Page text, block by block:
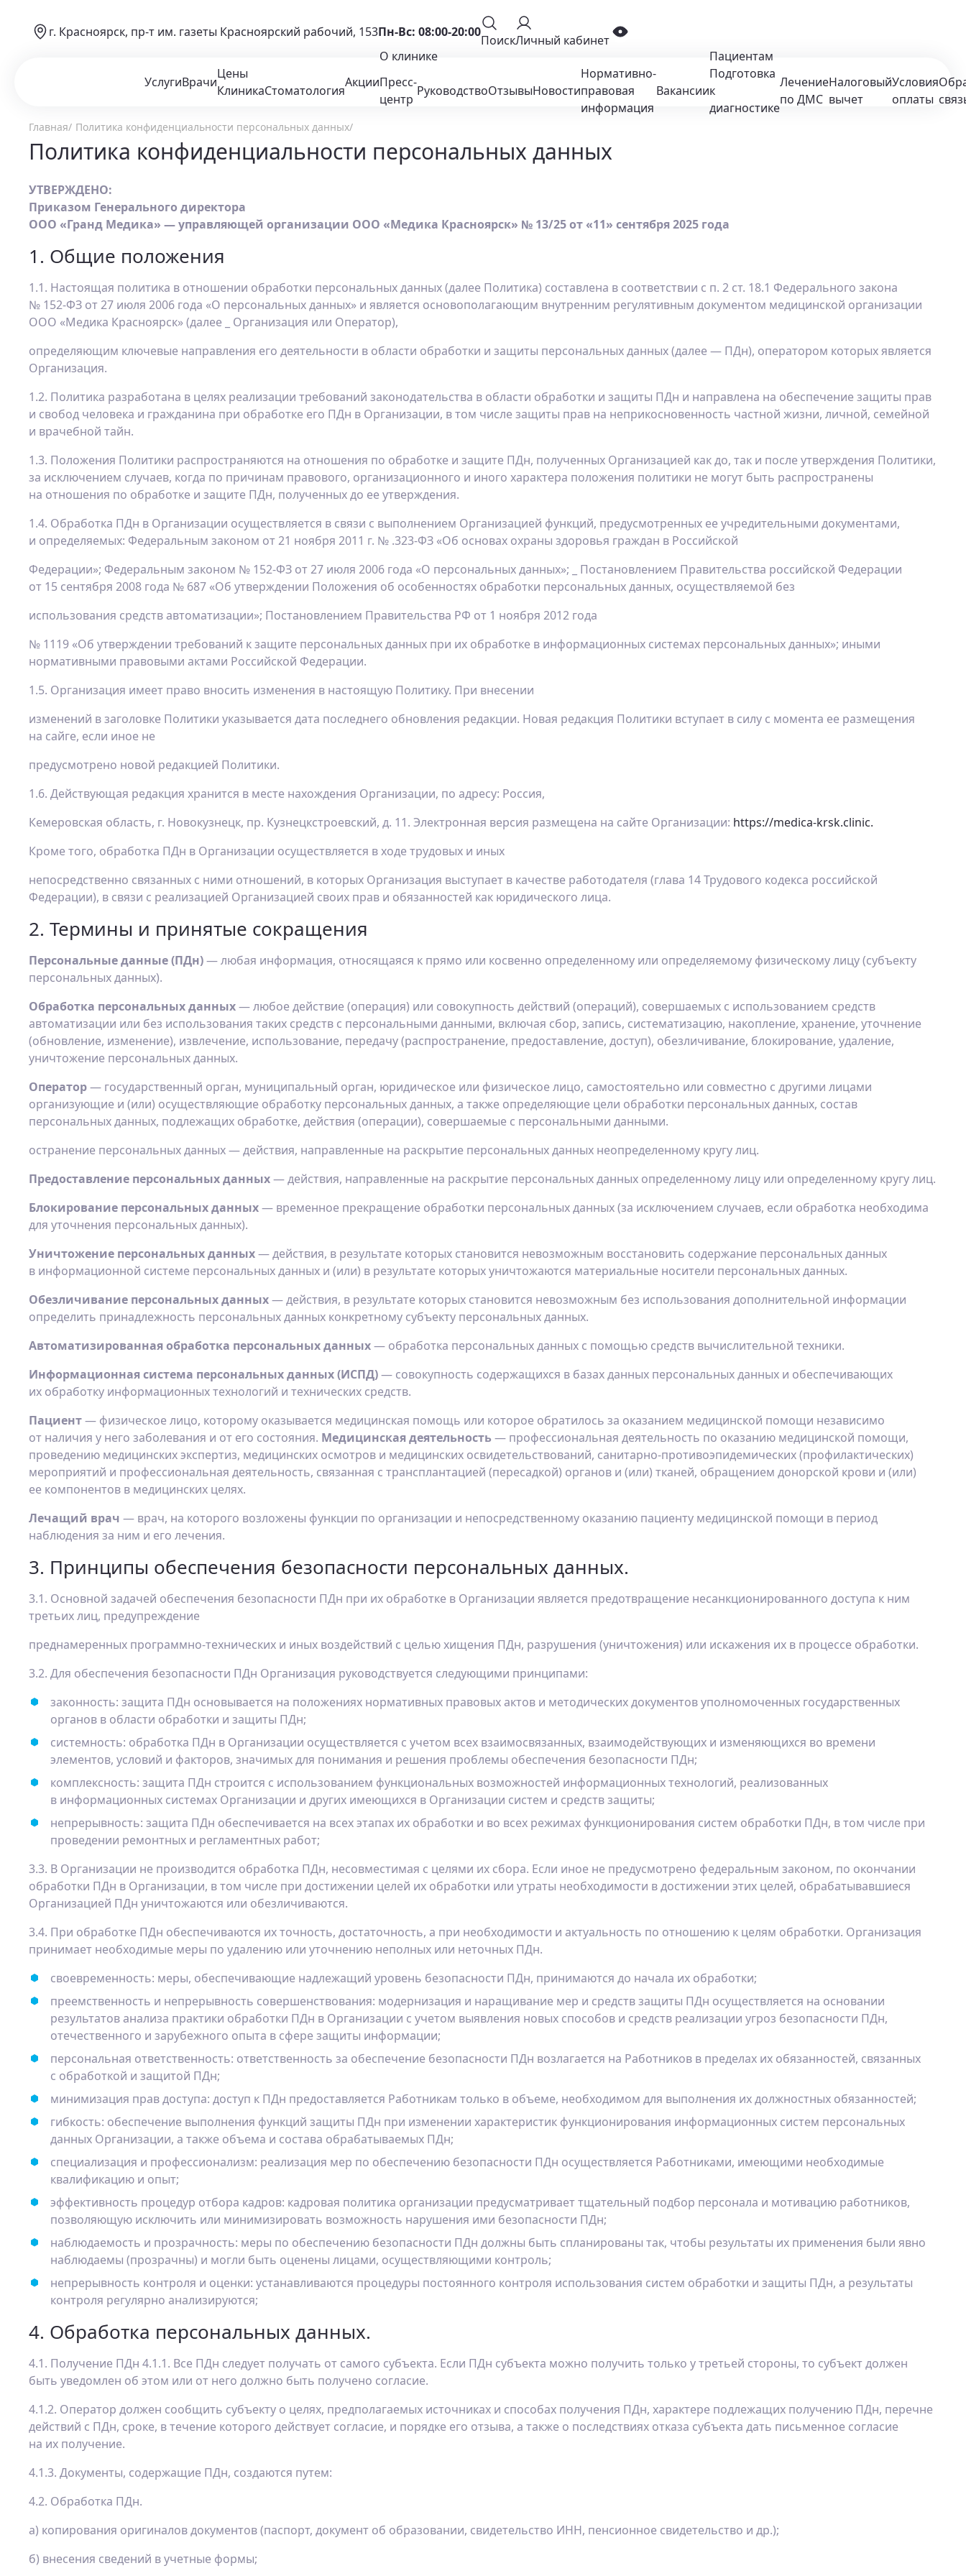
г. Красноярск, пр-т им. газеты Красноярский рабочий, 153Пн-Вс: 08:00-20:00
ПоискЛичный кабинет
УслугиВрачи
Цены
КлиникаСтоматология
Акции
О клинике
Пресс-
центр
РуководствоОтзывыНовости
Нормативно-
правовая
информация
Вакансии
Пациентам
Подготовка
к
диагностике
Лечение
по ДМС
Налоговый
вычет
Условия
оплаты
Главная Политика конфиденциальности персональных данных
Политика конфиденциальности персональных данных
УТВЕРЖДЕНО:
Приказом Генерального директора
ООО «Гранд Медика» — управляющей организации ООО «Медика Красноярск» № 13/25 от «11» сентября 2025 года
1. Общие положения
1.1. Настоящая политика в отношении обработки персональных данных (далее Политика) составлена в соответствии с п. 2 ст. 18.1 Федерального закона
№ 152-ФЗ от 27 июля 2006 года «О персональных данных» и является основополагающим внутренним регулятивным документом медицинской организации
ООО «Медика Красноярск» (далее _ Организация или Оператор),
определяющим ключевые направления его деятельности в области обработки и защиты персональных данных (далее — ПДн), оператором которых является
Организация.
1.2. Политика разработана в целях реализации требований законодательства в области обработки и защиты ПДн и направлена на обеспечение защиты прав
и свобод человека и гражданина при обработке его ПДн в Организации, в том числе защиты прав на неприкосновенность частной жизни, личной, семейной
и врачебной тайн.
1.3. Положения Политики распространяются на отношения по обработке и защите ПДн, полученных Организацией как до, так и после утверждения Политики,
за исключением случаев, когда по причинам правового, организационного и иного характера положения политики не могут быть распространены
на отношения по обработке и защите ПДн, полученных до ее утверждения.
1.4. Обработка ПДн в Организации осуществляется в связи с выполнением Организацией функций, предусмотренных ее учредительными документами,
и определяемых: Федеральным законом от 21 ноября 2011 г. № .323-ФЗ «Об основах охраны здоровья граждан в Российской
Федерации»; Федеральным законом № 152-ФЗ от 27 июля 2006 года «О персональных данных»; _ Постановлением Правительства российской Федерации
от 15 сентября 2008 года № 687 «Об утверждении Положения об особенностях обработки персональных данных, осуществляемой без
использования средств автоматизации»; Постановлением Правительства РФ от 1 ноября 2012 года
№ 1119 «Об утверждении требований к защите персональных данных при их обработке в информационных системах персональных данных»; иными
нормативными правовыми актами Российской Федерации.
1.5. Организация имеет право вносить изменения в настоящую Политику. При внесении
изменений в заголовке Политики указывается дата последнего обновления редакции. Новая редакция Политики вступает в силу с момента ее размещения
на сайге, если иное не
предусмотрено новой редакцией Политики.
1.6. Действующая редакция хранится в месте нахождения Организации, по адресу: Россия,
Кемеровская область, г. Новокузнецк, пр. Кузнецкстроевский, д. 11. Электронная версия размещена на сайте Организации: https://medica-krsk.clinic.
Кроме того, обработка ПДн в Организации осуществляется в ходе трудовых и иных
непосредственно связанных с ними отношений, в которых Организация выступает в качестве работодателя (глава 14 Трудового кодекса российской
Федерации), в связи с реализацией Организацией своих прав и обязанностей как юридического лица.
2. Термины и принятые сокращения
Персональные данные (ПДн)— любая информация, относящаяся к прямо или косвенно определенному или определяемому физическому лицу (субъекту
персональных данных).
Обработка персональных данных— любое действие (операция) или совокупность действий (операций), совершаемых с использованием средств
автоматизации или без использования таких средств с персональными данными, включая сбор, запись, систематизацию, накопление, хранение, уточнение
(обновление, изменение), извлечение, использование, передачу (распространение, предоставление, доступ), обезличивание, блокирование, удаление,
уничтожение персональных данных.
Оператор— государственный орган, муниципальный орган, юридическое или физическое лицо, самостоятельно или совместно с другими лицами
организующие и (или) осуществляющие обработку персональных данных, а также определяющие цели обработки персональных данных, состав
персональных данных, подлежащих обработке, действия (операции), совершаемые с персональными данными.
остранение персональных данных — действия, направленные на раскрытие персональных данных неопределенному кругу лиц.
Предоставление персональных данных— действия, направленные на раскрытие персональных данных определенному лицу или определенному кругу лиц.
Блокирование персональных данных— временное прекращение обработки персональных данных (за исключением случаев, если обработка необходима
для уточнения персональных данных).
Уничтожение персональных данных— действия, в результате которых становится невозможным восстановить содержание персональных данных
в информационной системе персональных данных и (или) в результате которых уничтожаются материальные носители персональных данных.
Обезличивание персональных данных— действия, в результате которых становится невозможным без использования дополнительной информации
определить принадлежность персональных данных конкретному субъекту персональных данных.
Автоматизированная обработка персональных данных— обработка персональных данных с помощью средств вычислительной техники.
Информационная система персональных данных (ИСПД)— совокупность содержащихся в базах данных персональных данных и обеспечивающих
их обработку информационных технологий и технических средств.
Пациент— физическое лицо, которому оказывается медицинская помощь или которое обратилось за оказанием медицинской помощи независимо
от наличия у него заболевания и от его состояния. Медицинская деятельность — профессиональная деятельность по оказанию медицинской помощи,
проведению медицинских экспертиз, медицинских осмотров и медицинских освидетельствований, санитарно-противоэпидемических (профилактических)
мероприятий и профессиональная деятельность, связанная с трансплантацией (пересадкой) органов и (или) тканей, обращением донорской крови и (или)
ее компонентов в медицинских целях.
Лечащий врач — врач, на которого возложены функции по организации и непосредственному оказанию пациенту медицинской помощи в период
наблюдения за ним и его лечения.
3. Принципы обеспечения безопасности персональных данных.
3.1. Основной задачей обеспечения безопасности ПДн при их обработке в Организации является предотвращение несанкционированного доступа к ним
третьих лиц, предупреждение
преднамеренных программно-технических и иных воздействий с целью хищения ПДн, разрушения (уничтожения) или искажения их в процессе обработки.
3.2. Для обеспечения безопасности ПДн Организация руководствуется следующими принципами:
законность: защита ПДн основывается на положениях нормативных правовых актов и методических документов уполномоченных государственных
органов в области обработки и защиты ПДн;
системность: обработка ПДн в Организации осуществляется с учетом всех взаимосвязанных, взаимодействующих и изменяющихся во времени
элементов, условий и факторов, значимых для понимания и решения проблемы обеспечения безопасности ПДн;
комплексность: защита ПДн строится с использованием функциональных возможностей информационных технологий, реализованных
в информационных системах Организации и других имеющихся в Организации систем и средств защиты;
непрерывность: защита ПДн обеспечивается на всех этапах их обработки и во всех режимах функционирования систем обработки ПДн, в том числе при
проведении ремонтных и регламентных работ;
3.3. В Организации не производится обработка ПДн, несовместимая с целями их сбора. Если иное не предусмотрено федеральным законом, по окончании
обработки ПДн в Организации, в том числе при достижении целей их обработки или утраты необходимости в достижении этих целей, обрабатывавшиеся
Организацией ПДн уничтожаются или обезличиваются.
3.4. При обработке ПДн обеспечиваются их точность, достаточность, а при необходимости и актуальность по отношению к целям обработки. Организация
принимает необходимые меры по удалению или уточнению неполных или неточных ПДн.
своевременность: меры, обеспечивающие надлежащий уровень безопасности ПДн, принимаются до начала их обработки;
преемственность и непрерывность совершенствования: модернизация и наращивание мер и средств защиты ПДн осуществляется на основании
результатов анализа практики обработки ПДн в Организации с учетом выявления новых способов и средств реализации угроз безопасности ПДн,
отечественного и зарубежного опыта в сфере защиты информации;
персональная ответственность: ответственность за обеспечение безопасности ПДн возлагается на Работников в пределах их обязанностей, связанных
с обработкой и защитой ПДн;
минимизация прав доступа: доступ к ПДн предоставляется Работникам только в объеме, необходимом для выполнения их должностных обязанностей;
гибкость: обеспечение выполнения функций защиты ПДн при изменении характеристик функционирования информационных систем персональных
данных Организации, а также объема и состава обрабатываемых ПДн;
специализация и профессионализм: реализация мер по обеспечению безопасности ПДн осуществляется Работниками, имеющими необходимые
квалификацию и опыт;
эффективность процедур отбора кадров: кадровая политика организации предусматривает тщательный подбор персонала и мотивацию работников,
позволяющую исключить или минимизировать возможность нарушения ими безопасности ПДн;
наблюдаемость и прозрачность: меры по обеспечению безопасности ПДн должны быть спланированы так, чтобы результаты их применения были явно
наблюдаемы (прозрачны) и могли быть оценены лицами, осуществляющими контроль;
непрерывность контроля и оценки: устанавливаются процедуры постоянного контроля использования систем обработки и защиты ПДн, а результаты
контроля регулярно анализируются;
4. Обработка персональных данных.
4.1. Получение ПДн 4.1.1. Все ПДн следует получать от самого субъекта. Если ПДн субъекта можно получить только у третьей стороны, то субъект должен
быть уведомлен об этом или от него должно быть получено согласие.
4.1.2. Оператор должен сообщить субъекту о целях, предполагаемых источниках и способах получения ПДн, характере подлежащих получению ПДн, перечне
действий с ПДн, сроке, в течение которого действует согласие, и порядке его отзыва, а также о последствиях отказа субъекта дать письменное согласие
на их получение.
4.1.3. Документы, содержащие ПДн, создаются путем:
4.2. Обработка ПДн.
а) копирования оригиналов документов (паспорт, документ об образовании, свидетельство ИНН, пенсионное свидетельство и др.);
б) внесения сведений в учетные формы;